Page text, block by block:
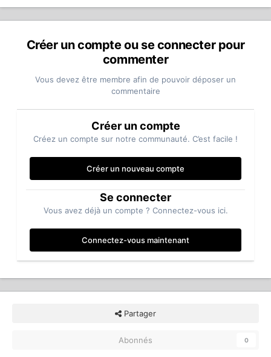
Créer un compte ou se connecter pour
commenter
Vous devez être membre afin de pouvoir déposer un
commentaire
Créer un compte
Créez un compte sur notre communauté. C’est facile !
Créer un nouveau compte
Se connecter
Vous avez déjà un compte ? Connectez-vous ici.
Connectez-vous maintenant
Partager
Abonnés 0